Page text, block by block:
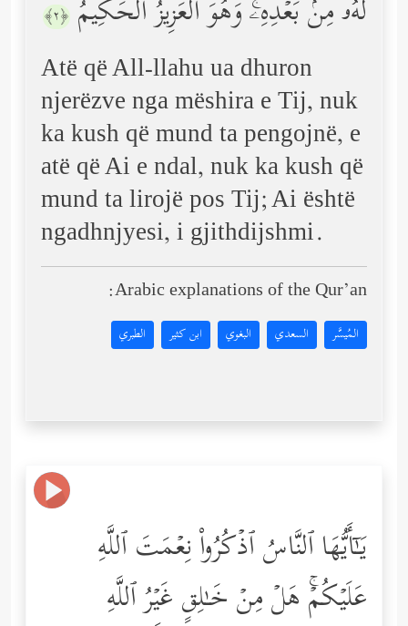
لَهُۥ مِنۢ بَعۡدِهِۦۚ وَهُوَ ٱلۡعَزِیزُ ٱلۡحَكِیمُ ﴿٢﴾
Atë që All-llahu ua dhuron
njerëzve nga mëshira e Tij, nuk
ka kush që mund ta pengojnë, e
atë që Ai e ndal, nuk ka kush që
mund ta lirojë pos Tij; Ai është
ngadhnjyesi, i gjithdijshmi.
Arabic explanations of the Qur’an:
المُيسَّر السعدي البغوي ابن كثير الطبري
یَـٰۤأَیُّهَا ٱلنَّاسُ ٱذۡكُرُواْ نِعۡمَتَ ٱللَّهِ
عَلَیۡكُمۡۚ هَلۡ مِنۡ خَـٰلِقٍ غَیۡرُ ٱللَّهِ